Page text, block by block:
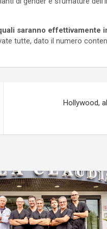
saranno effettivamente
tutte, dato il numero
Hollywood,